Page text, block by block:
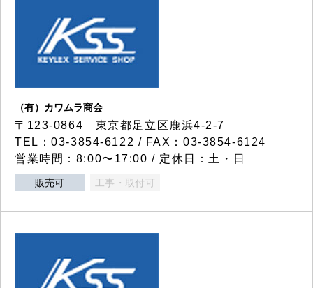
（有）カワムラ商会
〒123-0864 東京都足立区鹿浜4-2-7
TEL：03-3854-6122 / FAX：03-3854-6124
営業時間：8:00〜17:00 / 定休日：土・日
販売可 工事・取付可